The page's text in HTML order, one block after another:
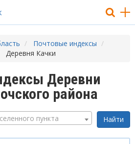
Почтовые индексы
Деревня Качки
Деревни
района
пункта